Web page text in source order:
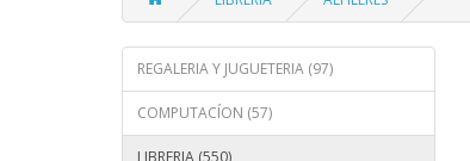
REGALERIA Y JUGUETERIA (97)
COMPUTACÍON (57)
LIBRERIA (550)